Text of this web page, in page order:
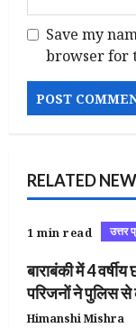
Save my
browser for
RELATED
1 min read उत्तर
बाराबंकी में 4
परिजनों ने पुलिस से
Himanshi Mishra